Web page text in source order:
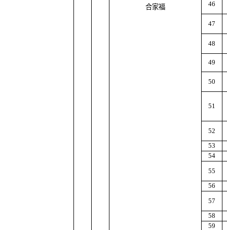
合家福 46
47
48
49
50
51
52
53
54
55
56
57
58
59